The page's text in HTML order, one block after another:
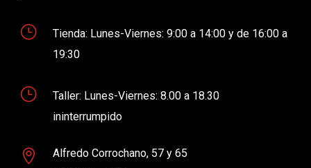
}
Tienda: Lunes-Viernes: 9:00 a 14:00 y de 16:00 a
19:30
}
Taller: Lunes-Viernes: 8.00 a 18.30
ininterrumpido

Alfredo Corrochano, 57 y 65